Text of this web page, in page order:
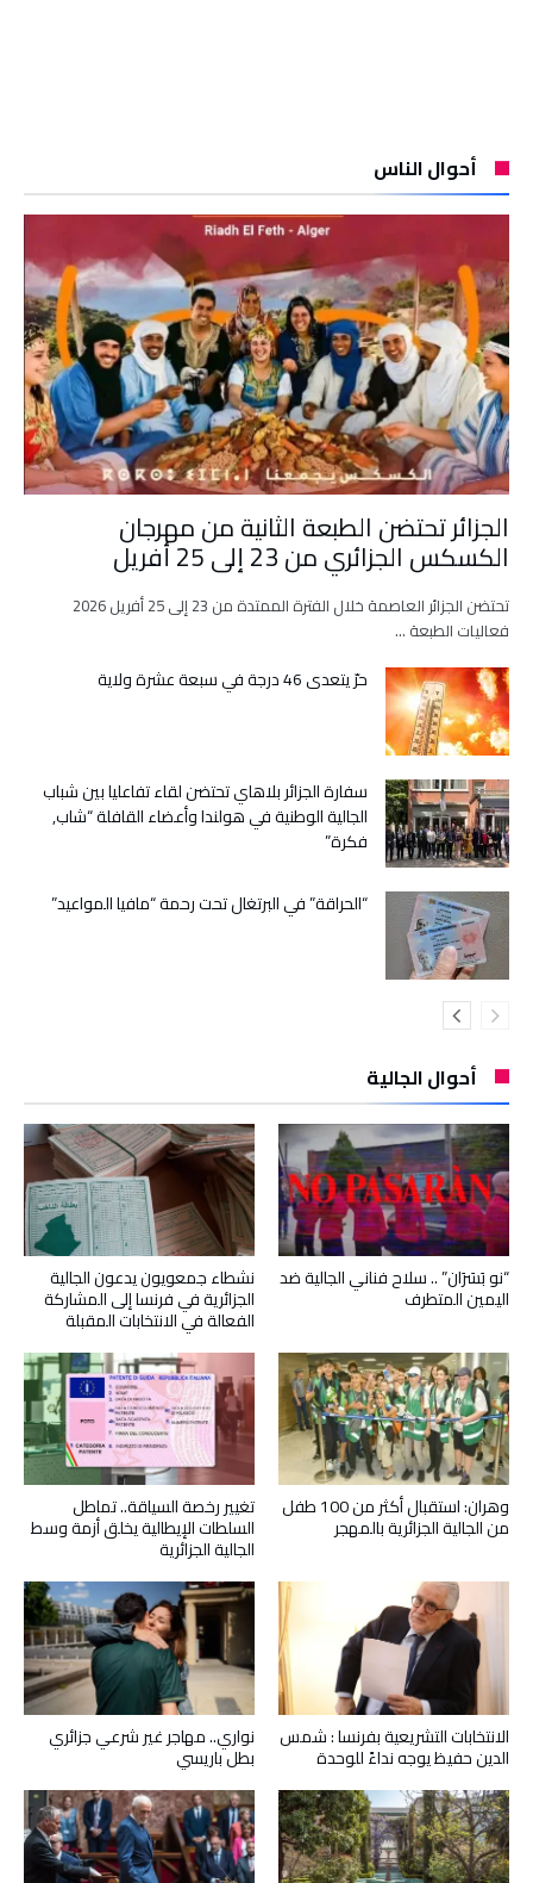
أحوال الناس
الجزائر تحتضن الطبعة الثانية من مهرجان
الكسكس الجزائري من 23 إلى 25 أفريل
تحتضن الجزائر العاصمة خلال الفترة الممتدة من 23 إلى 25 أفريل 2026
فعاليات الطبعة …
حرّ يتعدى 46 درجة في سبعة عشرة ولاية
سفارة الجزائر بلاهاي تحتضن لقاء تفاعليا بين شباب
الجالية الوطنية في هولندا وأعضاء القافلة “شاب,
فكرة”
“الحراقة” في البرتغال تحت رحمة “مافيا المواعيد”
أحوال الجالية
نشطاء جمعويون يدعون الجالية
الجزائرية في فرنسا إلى المشاركة
الفعالة في الانتخابات المقبلة
“نو بَسَرَان” .. سلاح فناني الجالية ضد
اليمين المتطرف
تغيير رخصة السياقة.. تماطل
السلطات الإيطالية يخلق أزمة وسط
الجالية الجزائرية
وهران: استقبال أكثر من 100 طفل
من الجالية الجزائرية بالمهجر
نواري.. مهاجر غير شرعي جزائري
بطل باريسي
الانتخابات التشريعية بفرنسا : شمس
الدين حفيظ يوجه نداءً للوحدة